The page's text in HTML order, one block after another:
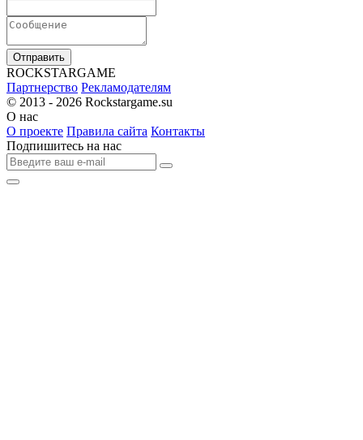
Отправить
ROCKSTARGAME
Партнерство Рекламодателям
© 2013 - 2026 Rockstargame.su
О нас
О проекте Правила сайта Контакты
Подпишитесь на нас